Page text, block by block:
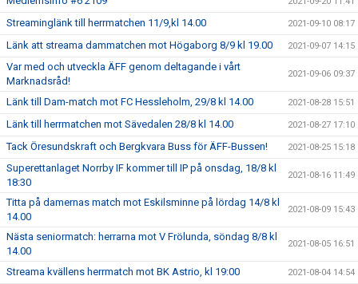
Streaminglänk till herrmatchen 11/9,kl 14.00 2021-09-10 08:17
Länk att streama dammatchen mot Högaborg 8/9 kl 19.00 2021-09-07 14:15
Var med och utveckla ÄFF genom deltagande i vårt
Marknadsråd!
2021-09-06 09:37
Länk till Dam-match mot FC Hessleholm, 29/8 kl 14.00 2021-08-28 15:51
Länk till herrmatchen mot Sävedalen 28/8 kl 14.00 2021-08-27 17:10
Tack Öresundskraft och Bergkvara Buss för ÄFF-Bussen! 2021-08-25 15:18
Superettanlaget Norrby IF kommer till IP på onsdag, 18/8 kl
18:30
2021-08-16 11:49
Titta på damernas match mot Eskilsminne på lördag 14/8 kl
14.00
2021-08-09 15:43
Nästa seniormatch: herrarna mot V Frölunda, söndag 8/8 kl
14.00
2021-08-05 16:51
Streama kvällens herrmatch mot BK Astrio, kl 19:00 2021-08-04 14:54